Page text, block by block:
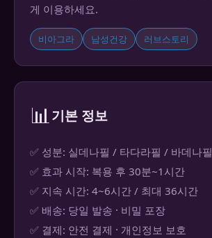
게 이용하세요.
비아그라 남성건강 러브스토리
📊기본 정보
✅ 성분: 실데나필 / 타다라필 / 바데나필
✅ 효과 시작: 복용 후 30분~1시간
✅ 지속 시간: 4~6시간 / 최대 36시간
✅ 배송: 당일 발송 · 비밀 포장
✅ 결제: 안전 결제 · 개인정보 보호